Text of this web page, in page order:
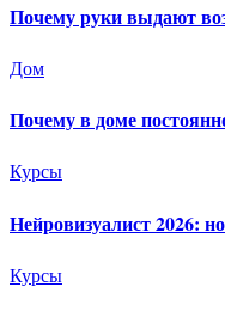
Почему руки выдают
Дом
Почему в доме
Курсы
Нейровизуалист 2026:
Курсы